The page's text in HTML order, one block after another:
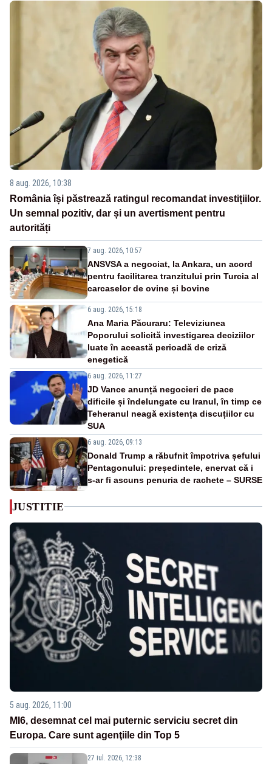
8 aug. 2026, 10:38
România își păstrează ratingul recomandat investițiilor.
Un semnal pozitiv, dar și un avertisment pentru
autorități
7 aug. 2026, 10:57
ANSVSA a negociat, la Ankara, un acord
pentru facilitarea tranzitului prin Turcia al
carcaselor de ovine și bovine
6 aug. 2026, 15:18
Ana Maria Păcuraru: Televiziunea
Poporului solicită investigarea deciziilor
luate în această perioadă de criză
enegetică
6 aug. 2026, 11:27
JD Vance anunță negocieri de pace
dificile și îndelungate cu Iranul, în timp ce
Teheranul neagă existența discuțiilor cu
SUA
6 aug. 2026, 09:13
Donald Trump a răbufnit împotriva șefului
Pentagonului: președintele, enervat că i
s-ar fi ascuns penuria de rachete – SURSE
JUSTITIE
5 aug. 2026, 11:00
MI6, desemnat cel mai puternic serviciu secret din
Europa. Care sunt agenţiile din Top 5
27 iul. 2026, 12:38